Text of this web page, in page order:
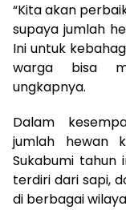
“Kita akan
supaya jumlah
Ini untuk
warga bisa
ungkapnya.
Dalam
jumlah hewan
Sukabumi tahun
terdiri dari sapi,
di berbagai